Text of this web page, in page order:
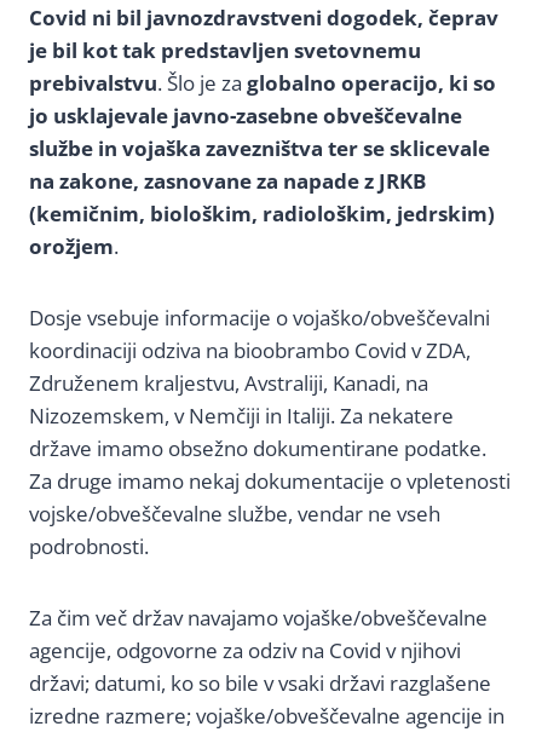
Covid ni bil javnozdravstveni dogodek, čeprav
je bil kot tak predstavljen svetovnemu
prebivalstvu. Šlo je za globalno operacijo, ki so
jo usklajevale javno-zasebne obveščevalne
službe in vojaška zavezništva ter se sklicevale
na zakone, zasnovane za napade z JRKB
(kemičnim, biološkim, radiološkim, jedrskim)
orožjem.
Dosje vsebuje informacije o vojaško/obveščevalni
koordinaciji odziva na bioobrambo Covid v ZDA,
Združenem kraljestvu, Avstraliji, Kanadi, na
Nizozemskem, v Nemčiji in Italiji. Za nekatere
države imamo obsežno dokumentirane podatke.
Za druge imamo nekaj dokumentacije o vpletenosti
vojske/obveščevalne službe, vendar ne vseh
podrobnosti.
Za čim več držav navajamo vojaške/obveščevalne
agencije, odgovorne za odziv na Covid v njihovi
državi; datumi, ko so bile v vsaki državi razglašene
izredne razmere; vojaške/obveščevalne agencije in